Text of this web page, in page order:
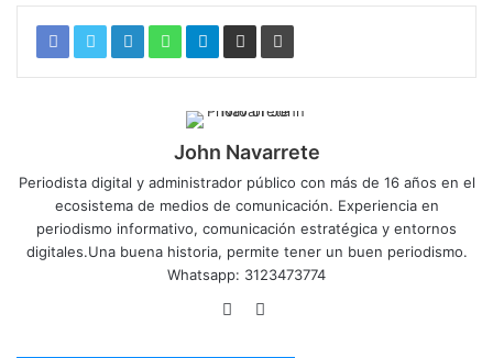
John Navarrete
Periodista digital y administrador público con más de 16 años en el
ecosistema de medios de comunicación. Experiencia en
periodismo informativo, comunicación estratégica y entornos
digitales.Una buena historia, permite tener un buen periodismo.
Whatsapp: 3123473774
SitioTwitter